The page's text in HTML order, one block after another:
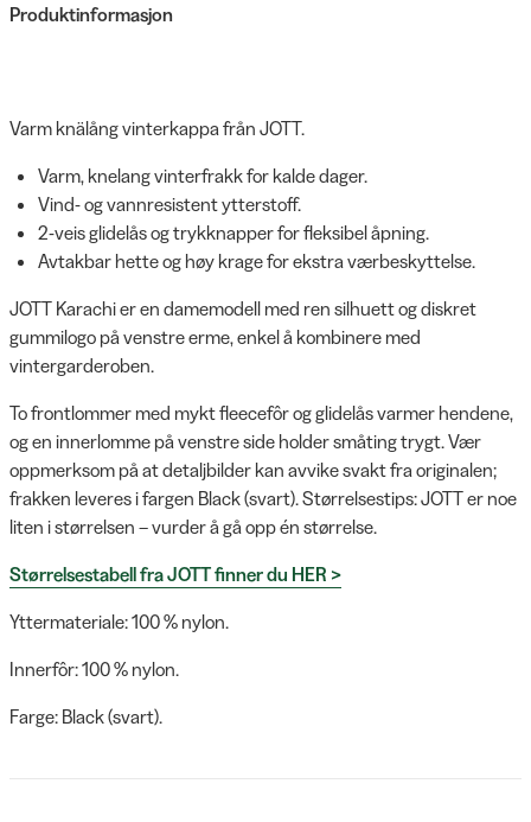
Produktinformasjon
Varm knälång vinterkappa från JOTT.
Varm, knelang vinterfrakk for kalde dager.
Vind- og vannresistent ytterstoff.
2-veis glidelås og trykknapper for fleksibel åpning.
Avtakbar hette og høy krage for ekstra værbeskyttelse.
JOTT Karachi er en damemodell med ren silhuett og diskret
gummilogo på venstre erme, enkel å kombinere med
vintergarderoben.
To frontlommer med mykt fleecefôr og glidelås varmer hendene,
og en innerlomme på venstre side holder småting trygt. Vær
oppmerksom på at detaljbilder kan avvike svakt fra originalen;
frakken leveres i fargen Black (svart). Størrelsestips: JOTT er noe
liten i størrelsen – vurder å gå opp én størrelse.
Størrelsestabell fra JOTT finner du HER >
Yttermateriale: 100 % nylon.
Innerfôr: 100 % nylon.
Farge: Black (svart).